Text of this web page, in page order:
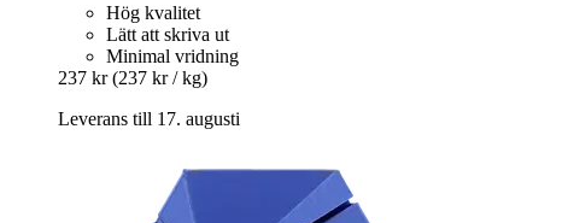
Hög kvalitet
Lätt att skriva ut
Minimal vridning
237 kr (237 kr / kg)
Leverans till 17. augusti